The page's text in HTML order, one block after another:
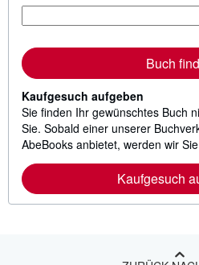
Buch
Kaufgesuch aufgeben
Sie finden Ihr gewünschtes Buch
Sie. Sobald einer unserer
AbeBooks anbietet, werden wir
Kaufgesuch